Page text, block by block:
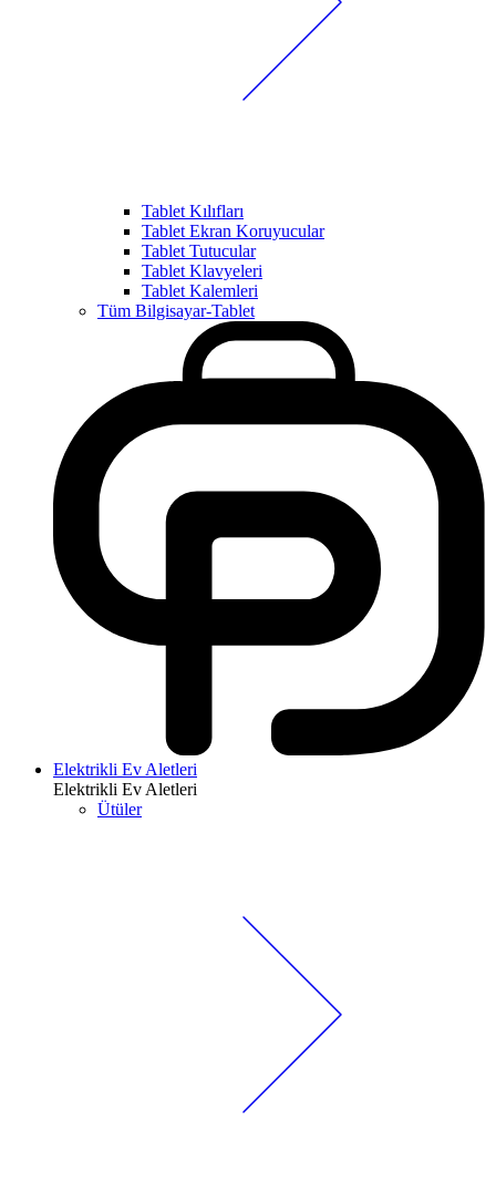
Tablet Kılıfları
Tablet Ekran Koruyucular
Tablet Tutucular
Tablet Klavyeleri
Tablet Kalemleri
Tüm Bilgisayar-Tablet
Elektrikli Ev Aletleri
Elektrikli Ev Aletleri
Ütüler